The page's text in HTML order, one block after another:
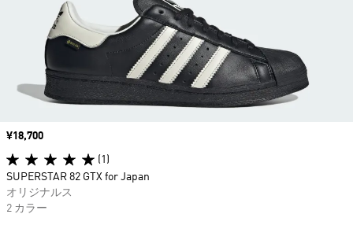
価格
¥18,700
(1)
SUPERSTAR 82 GTX for Japan
オリジナルス
2 カラー